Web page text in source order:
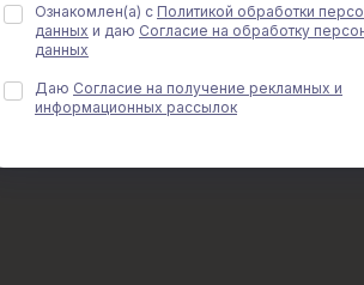
ПОСМОТРЕТЬ ЕЩЕ
Ознакомлен(а) с Политикой обработки
данных и даю Согласие на обработку
данных
Даю Согласие на получение рекламных и
информационных рассылок